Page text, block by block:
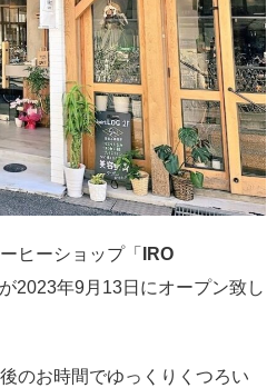
ヒーショップ「
IRO
が2023年9月13日にオープン致し
のお時間でゆっくりくつろい